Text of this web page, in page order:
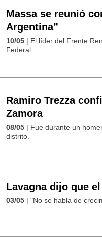
Massa se reunió
Argentina”
10/05 | El líder del Frente
Federal.
Ramiro Trezza
Zamora
08/05 | Fue durante un
distrito.
Lavagna dijo que
03/05 | "No se habla de